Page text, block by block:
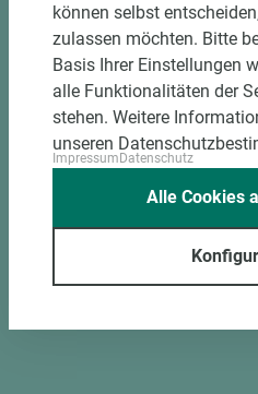
Jetzt
können selbst
zulassen möchten. Bitte
Basis Ihrer Einstellungen
alle Funktionalitäten der
stehen. Weitere
unseren
ImpressumDatenschutz
Alle Cookies